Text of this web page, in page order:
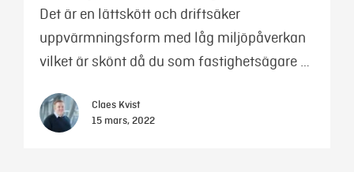
Det är en lättskött och driftsäker
uppvärmningsform med låg miljöpåverkan
vilket är skönt då du som fastighetsägare …
Claes Kvist
15 mars, 2022